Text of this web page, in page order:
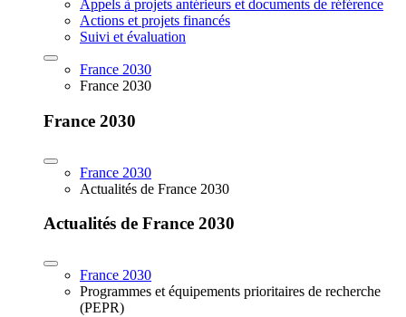
Appels à projets antérieurs et documents de référence
Actions et projets financés
Suivi et évaluation
France 2030
France 2030
France 2030
France 2030
Actualités de France 2030
Actualités de France 2030
France 2030
Programmes et équipements prioritaires de recherche
(PEPR)